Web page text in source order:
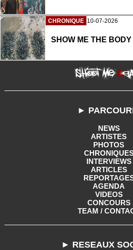
CHRONIQUE 10-07-2026
SHOW ME THE
►
NEWS
ARTISTES
PHOTOS
INTERVIEWS
ARTICLES
AGENDA
VIDEOS
CONCOURS
TEAM /
► RESEAUX